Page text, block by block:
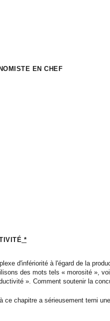
EN CHEF
*
d'infériorité à l'égard de la
des mots tels « morosité »,
». Comment soutenir la
ce chapitre a sérieusement terni